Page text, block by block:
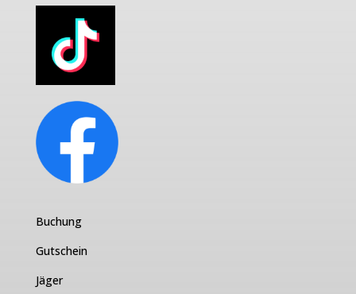
Buchung
Gutschein
Jäger